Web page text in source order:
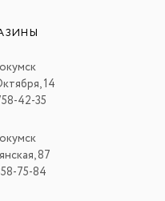
14
42-35
87
75-84